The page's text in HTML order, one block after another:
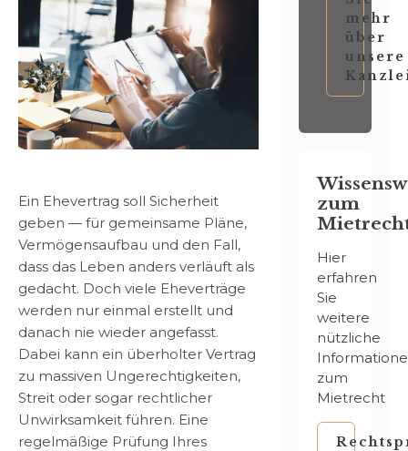
Ein Ehevertrag soll Sicherheit
geben — für gemeinsame Pläne,
Vermögensaufbau und den Fall,
dass das Leben anders verläuft als
gedacht. Doch viele Eheverträge
werden nur einmal erstellt und
danach nie wieder angefasst.
Dabei kann ein überholter Vertrag
zu massiven Ungerechtigkeiten,
Streit oder sogar rechtlicher
Unwirksamkeit führen. Eine
regelmäßige Prüfung Ihres
mehr
über
unsere
zum
Hier
erfahren
Sie
weitere
nützliche
zum
Mietrecht